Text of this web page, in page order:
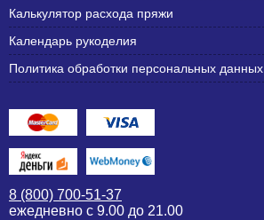
Калькулятор расхода пряжи
Календарь рукоделия
Политика обработки персональных данных
8 (800) 700-51-37
ежедневно с 9.00 до 21.00